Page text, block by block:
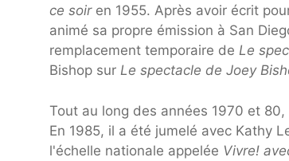
ce soiren 1955. Après avoir écrit
animé sa propre émission à San
remplacement temporaire de Le
Bishop sur Le spectacle de Joey
Tout au long des années 1970 et
En 1985, il a été jumelé avec Kathy
l'échelle nationale appelée Vivre!